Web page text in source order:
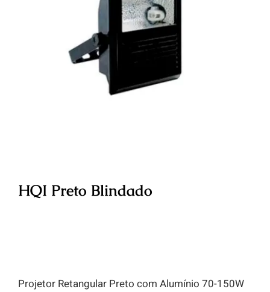
HQI Preto Blindado
Projetor Retangular Preto com Alumínio 70-150W